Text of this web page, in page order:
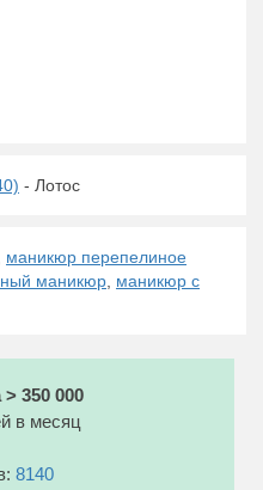
- Лотос
маникюр перепелиное
маникюр маникюр с
350 000
в месяц
8140